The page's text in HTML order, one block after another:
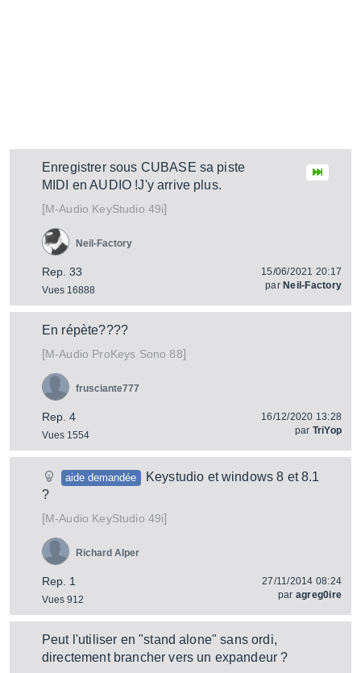
Enregistrer sous CUBASE sa piste
MIDI en AUDIO !J'y arrive plus.
[M-Audio KeyStudio 49i]
Rep. 33
Vues 16888
Neil-Factory
15/06/2021 20:17
par Neil-Factory
En répète????
[M-Audio ProKeys Sono 88]
Rep. 4
Vues 1554
frusciante777
16/12/2020 13:28
par TriYop
aide demandée
Keystudio et windows 8 et 8.1
?
[M-Audio KeyStudio 49i]
Rep. 1
Vues 912
Richard Alper
27/11/2014 08:24
par agreg0ire
Peut l'utiliser en "stand alone" sans ordi,
directement brancher vers un expandeur ?